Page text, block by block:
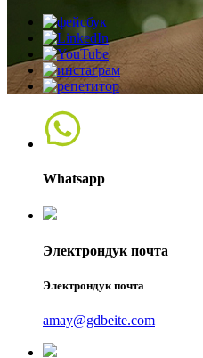
Whatsapp
Электрондук почта
Электрондук почта
amay@gdbeite.com